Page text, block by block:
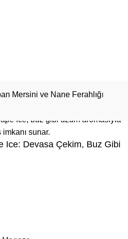
Ice: Devasa Çekim, Buz Gibi